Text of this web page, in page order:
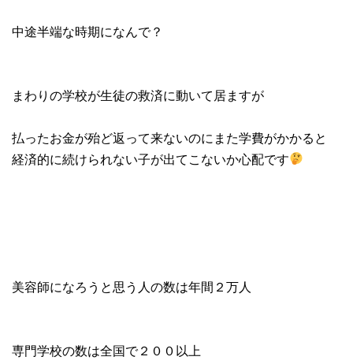
中途半端な時期になんで？
まわりの学校が生徒の救済に動いて居ますが
払ったお金が殆ど返って来ないのにまた学費がかかると
経済的に続けられない子が出てこないか心配です
美容師になろうと思う人の数は年間２万人
専門学校の数は全国で２００以上